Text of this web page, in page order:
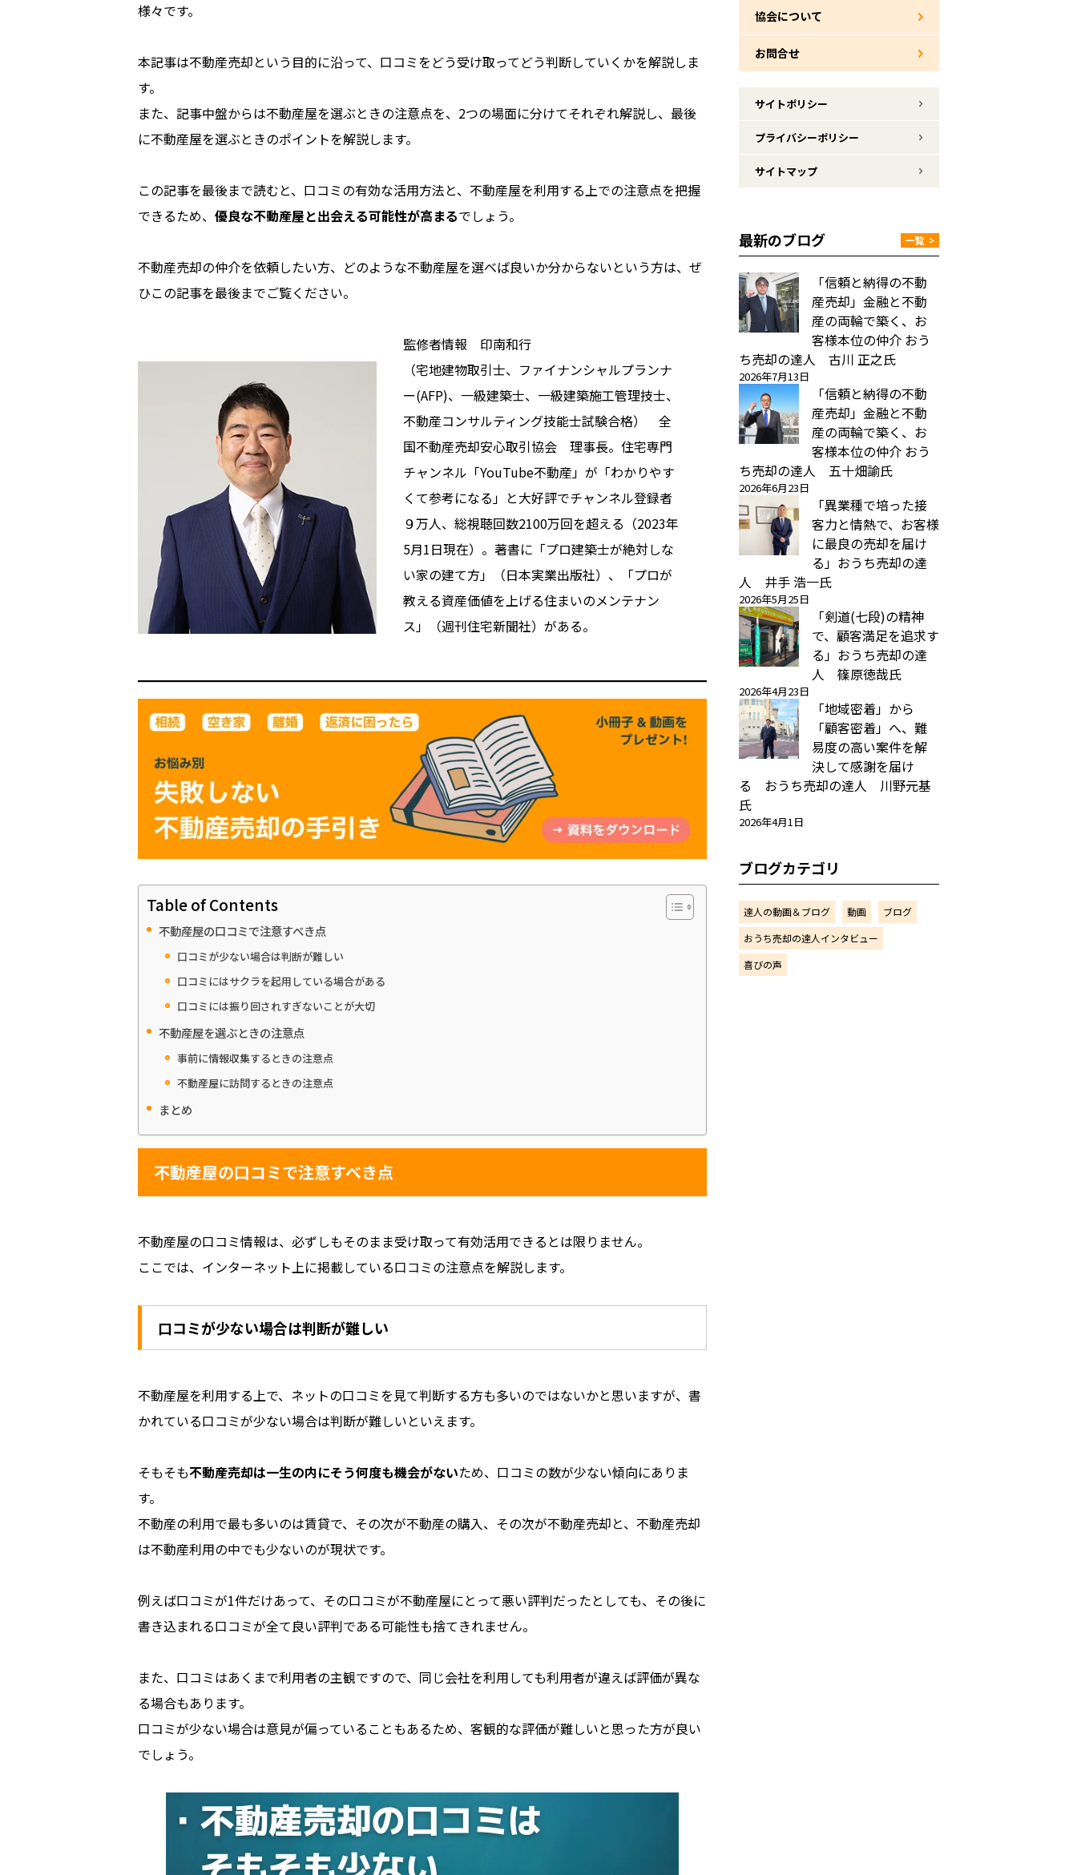
様々です。
本記事は不動産売却という目的に沿って、口コミをどう受け取ってどう判断していくかを解説しま
す。
また、記事中盤からは不動産屋を選ぶときの注意点を、2つの場面に分けてそれぞれ解説し、最後
に不動産屋を選ぶときのポイントを解説します。
この記事を最後まで読むと、口コミの有効な活用方法と、不動産屋を利用する上での注意点を把握
できるため、 優良な不動産屋と出会える可能性が高まるでしょう。
不動産売却の仲介を依頼したい方、どのような不動産屋を選べば良いか分からないという方は、ぜ
ひこの記事を最後までご覧ください。
監修者情報 印南和行
（宅地建物取引士、ファイナンシャルプランナ
ー(AFP)、一級建築士、一級建築施工管理技士、
不動産コンサルティング技能士試験合格） 全
国不動産売却安心取引協会 理事長。住宅専門
チャンネル「YouTube不動産」が「わかりやす
くて参考になる」と大好評でチャンネル登録者
９万人、総視聴回数2100万回を超える（2023年
5月1日現在）。著書に「プロ建築士が絶対しな
い家の建て方」（日本実業出版社）、「プロが
教える資産価値を上げる住まいのメンテナン
ス」（週刊住宅新聞社）がある。
Table of Contents
不動産屋の口コミで注意すべき点
口コミが少ない場合は判断が難しい
口コミにはサクラを起用している場合がある
口コミには振り回されすぎないことが大切
不動産屋を選ぶときの注意点
事前に情報収集するときの注意点
不動産屋に訪問するときの注意点
まとめ
不動産屋の口コミで注意すべき点
不動産屋の口コミ情報は、必ずしもそのまま受け取って有効活用できるとは限りません。
ここでは、インターネット上に掲載している口コミの注意点を解説します。
口コミが少ない場合は判断が難しい
不動産屋を利用する上で、ネットの口コミを見て判断する方も多いのではないかと思いますが、書
かれている口コミが少ない場合は判断が難しいといえます。
そもそも不動産売却は一生の内にそう何度も機会がないため、口コミの数が少ない傾向にありま
す。
不動産の利用で最も多いのは賃貸で、その次が不動産の購入、その次が不動産売却と、不動産売却
は不動産利用の中でも少ないのが現状です。
例えば口コミが1件だけあって、その口コミが不動産屋にとって悪い評判だったとしても、その後に
書き込まれる口コミが全て良い評判である可能性も捨てきれません。
また、口コミはあくまで利用者の主観ですので、同じ会社を利用しても利用者が違えば評価が異な
る場合もあります。
口コミが少ない場合は意見が偏っていることもあるため、客観的な評価が難しいと思った方が良い
でしょう。
協会について
お問合せ
サイトポリシー
プライバシーポリシー
サイトマップ
最新のブログ 一覧 >
「信頼と納得の不動
産売却」金融と不動
産の両輪で築く、お
客様本位の仲介 おう
ち売却の達人 古川 正之氏
2026年7月13日
「信頼と納得の不動
産売却」金融と不動
産の両輪で築く、お
客様本位の仲介 おう
ち売却の達人 五十畑諭氏
2026年6月23日
「異業種で培った接
客力と情熱で、お客様
に最良の売却を届け
る」おうち売却の達
人 井手 浩一氏
2026年5月25日
「剣道(七段)の精神
で、顧客満足を追求す
る」おうち売却の達
人 篠原徳哉氏
2026年4月23日
「地域密着」から
「顧客密着」へ、難
易度の高い案件を解
決して感謝を届け
る おうち売却の達人 川野元基
氏
2026年4月1日
ブログカテゴリ
達人の動画＆ブログ 動画
ブログ
おうち売却の達人インタビュー
喜びの声